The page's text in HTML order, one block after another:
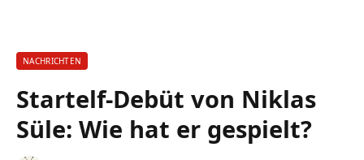
NACHRICHTEN
Startelf-Debüt von Niklas
Süle: Wie hat er gespielt?